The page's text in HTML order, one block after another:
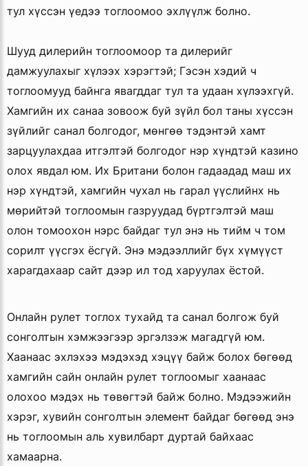
тул хүссэн үедээ тоглоомоо эхлүүлж болно.
Шууд дилерийн тоглоомоор та дилерийг
дамжуулахыг хүлээх хэрэгтэй; Гэсэн хэдий ч
тоглоомууд байнга явагддаг тул та удаан хүлээхгүй.
Хамгийн их санаа зовоож буй зүйл бол таны хүссэн
зүйлийг санал болгодог, мөнгөө тэдэнтэй хамт
зарцуулахдаа итгэлтэй болгодог нэр хүндтэй казино
олох явдал юм. Их Британи болон гадаадад маш их
нэр хүндтэй, хамгийн чухал нь гарал үүслийнх нь
мөрийтэй тоглоомын газруудад бүртгэлтэй маш
олон томоохон нэрс байдаг тул энэ нь тийм ч том
сорилт үүсгэх ёсгүй. Энэ мэдээллийг бүх хүмүүст
харагдахаар сайт дээр ил тод харуулах ёстой.
Онлайн рулет тоглох тухайд та санал болгож буй
сонголтын хэмжээгээр эргэлзэж магадгүй юм.
Хаанаас эхлэхээ мэдэхэд хэцүү байж болох бөгөөд
хамгийн сайн онлайн рулет тоглоомыг хаанаас
олохоо мэдэх нь төвөгтэй байж болно. Мэдээжийн
хэрэг, хувийн сонголтын элемент байдаг бөгөөд энэ
нь тоглоомын аль хувилбарт дуртай байхаас
хамаарна.